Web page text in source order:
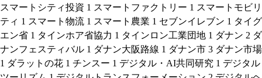
スマートシティ投資 1 スマートファクトリー 1 スマートモビリ
ティ 1 スマート物流 1 スマート農業 1 セブンイレブン 1 タイグ
エン省 1 タインホア省協力 1 タインロン工業団地 1 ダナン 2 ダ
ナンフェスティバル 1 ダナン大阪路線 1 ダナン市 3 ダナン市場
1 ダラットの花 1 チンスー 1 デジタル・AI共同研究 1 デジタル